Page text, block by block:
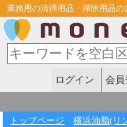
業務用の清掃用品・掃除用品
ログイン 会員
トップページ 横浜油脂(リ